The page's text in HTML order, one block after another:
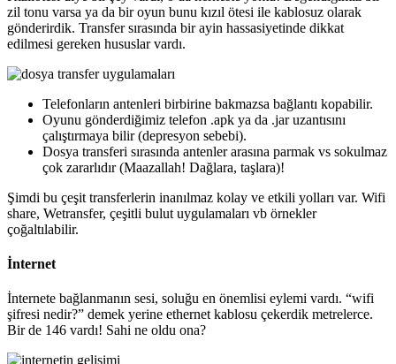
zil tonu varsa ya da bir oyun bunu kızıl ötesi ile kablosuz olarak
gönderirdik. Transfer sırasında bir ayin hassasiyetinde dikkat
edilmesi gereken hususlar vardı.
Telefonların antenleri birbirine bakmazsa bağlantı kopabilir.
Oyunu gönderdiğimiz telefon .apk ya da .jar uzantısını
çalıştırmaya bilir (depresyon sebebi).
Dosya transferi sırasında antenler arasına parmak vs sokulmaz
çok zararlıdır (Maazallah! Dağlara, taşlara)!
Şimdi bu çeşit transferlerin inanılmaz kolay ve etkili yolları var. Wifi
share, Wetransfer, çeşitli bulut uygulamaları vb örnekler
çoğaltılabilir.
İnternet
İnternete bağlanmanın sesi, soluğu en önemlisi eylemi vardı. “wifi
şifresi nedir?” demek yerine ethernet kablosu çekerdik metrelerce.
Bir de 146 vardı! Sahi ne oldu ona?